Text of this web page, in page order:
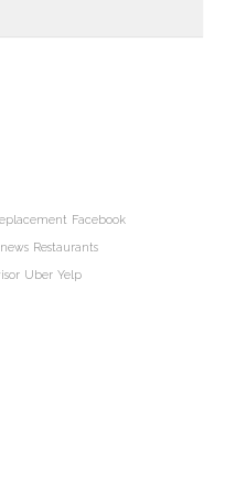
Facebook
news Restaurants
Uber Yelp